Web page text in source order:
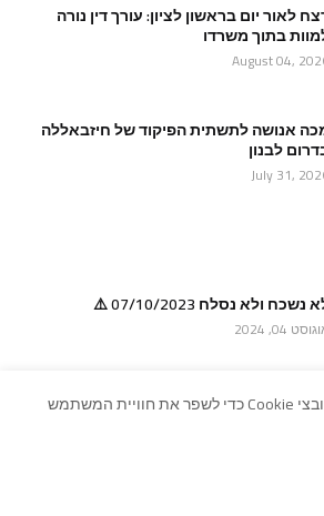
לאור יום בראשון לציון: עורך דין נורה
בתוך משרדו
August 04,
אנושה לתשתית הפיקוד של חיזבאללה
לבנון
July 31,
נשכח ולא נסלח 07/10/2023 ⚠️
04, 2024
בגבול: אלפי מהגרים הסתערו על
האתר שלנו משתמש בקובצי Cookie כדי לשפר את חוויית המשתמש